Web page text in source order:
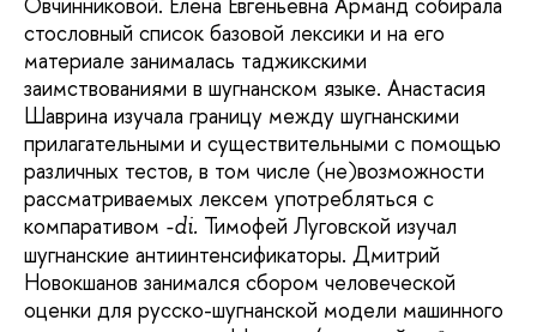
стословный список базовой лексики и на его
материале занималась таджикскими
заимствованиями в шугнанском языке. Анастасия
Шаврина изучала границу между шугнанскими
прилагательными и существительными с помощью
различных тестов, в том числе (не)возможности
рассматриваемых лексем употребляться с
компаративом -di. Тимофей Луговской изучал
шугнанские антиинтенсификаторы. Дмитрий
Новокшанов занимался сбором человеческой
оценки для русско-шугнанской модели машинного